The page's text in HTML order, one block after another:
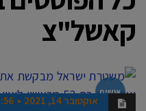
קאשל"צ
אנשים
אוקטובר 14, 2021 AM